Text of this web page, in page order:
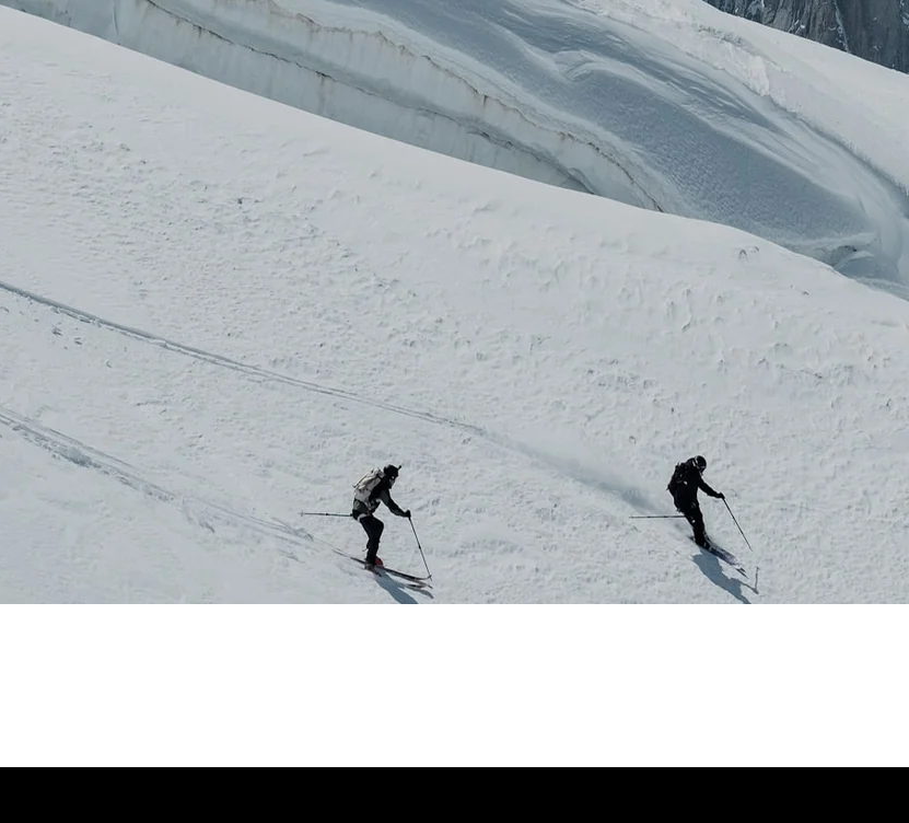
RECHERCHES POPULAIRES
Skis freeride Equipement
On dirait que vous n'avez encore rien ajouté.